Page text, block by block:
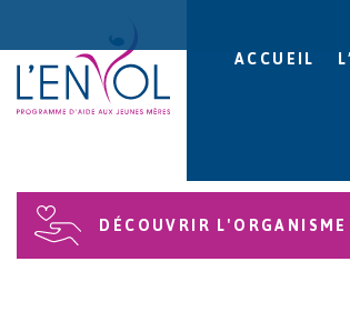
ACCUEIL
DÉCOUVRIR L'ORGANISME